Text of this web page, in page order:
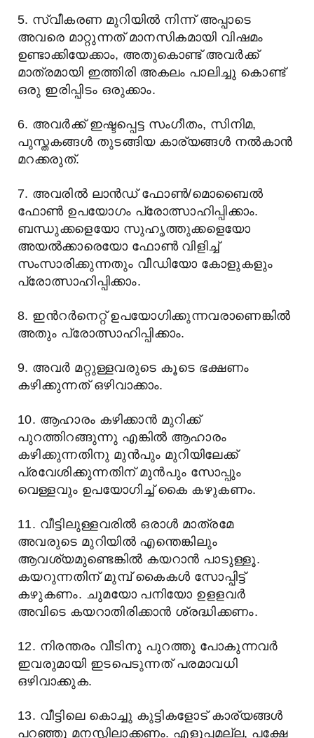
5. സ്വീകരണ മുറിയിൽ നിന്ന് അപ്പാടെ
അവരെ മാറ്റുന്നത് മാനസികമായി വിഷമം
ഉണ്ടാക്കിയേക്കാം, അതുകൊണ്ട് അവർക്ക്
മാത്രമായി ഇത്തിരി അകലം പാലിച്ചു കൊണ്ട്
ഒരു ഇരിപ്പിടം ഒരുക്കാം.
6. അവർക്ക് ഇഷ്ടപ്പെട്ട സംഗീതം, സിനിമ,
പുസ്തകങ്ങൾ തുടങ്ങിയ കാര്യങ്ങൾ നൽകാൻ
മറക്കരുത്.
7. അവരിൽ ലാൻഡ് ഫോൺ/മൊബൈൽ
ഫോൺ ഉപയോഗം പ്രോത്സാഹിപ്പിക്കാം.
ബന്ധുക്കളെയോ സുഹൃത്തുക്കളെയോ
അയൽക്കാരെയോ ഫോൺ വിളിച്ച്
സംസാരിക്കുന്നതും വീഡിയോ കോളുകളും
പ്രോത്സാഹിപ്പിക്കാം.
8. ഇൻറർനെറ്റ് ഉപയോഗിക്കുന്നവരാണെങ്കിൽ
അതും പ്രോത്സാഹിപ്പിക്കാം.
9. അവർ മറ്റുള്ളവരുടെ കൂടെ ഭക്ഷണം
കഴിക്കുന്നത് ഒഴിവാക്കാം.
10. ആഹാരം കഴിക്കാൻ മുറിക്ക്
പുറത്തിറങ്ങുന്നു എങ്കിൽ ആഹാരം
കഴിക്കുന്നതിനു മുൻപും മുറിയിലേക്ക്
പ്രവേശിക്കുന്നതിന് മുൻപും സോപ്പും
വെള്ളവും ഉപയോഗിച്ച് കൈ കഴുകണം.
11. വീട്ടിലുള്ളവരിൽ ഒരാൾ മാത്രമേ
അവരുടെ മുറിയിൽ എന്തെങ്കിലും
ആവശ്യമുണ്ടെങ്കിൽ കയറാൻ പാടുള്ളൂ.
കയറുന്നതിന് മുമ്പ് കൈകൾ സോപ്പിട്ട്
കഴുകണം. ചുമയോ പനിയോ ഉളളവർ
അവിടെ കയറാതിരിക്കാൻ ശ്രദ്ധിക്കണം.
12. നിരന്തരം വീടിനു പുറത്തു പോകുന്നവർ
ഇവരുമായി ഇടപെടുന്നത് പരമാവധി
ഒഴിവാക്കുക.
13. വീട്ടിലെ കൊച്ചു കുട്ടികളോട് കാര്യങ്ങൾ
പറഞ്ഞു മനസ്സിലാക്കണം. എളുപ്പമല്ല, പക്ഷേ